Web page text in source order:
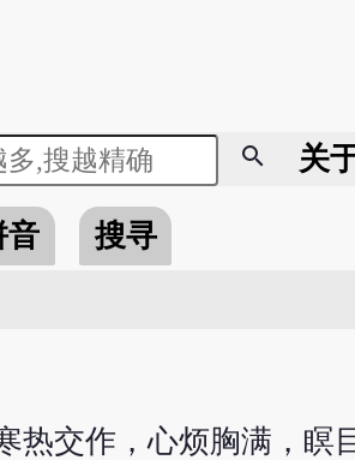
search 关
音
搜寻
热交作，心烦胸满，瞑